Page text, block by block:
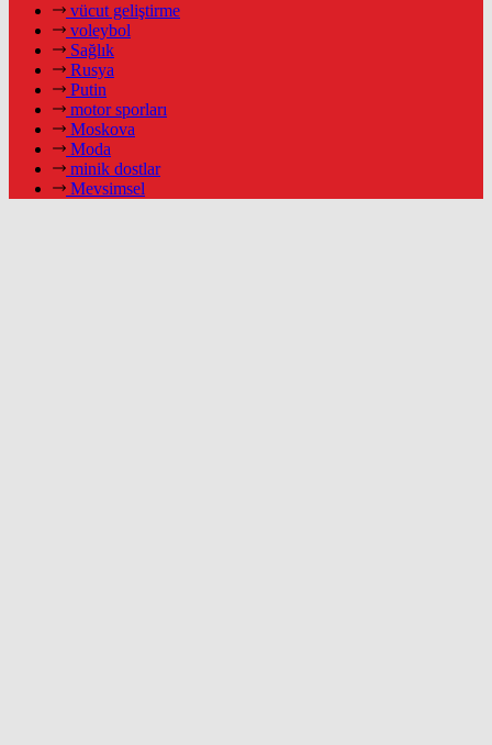
vücut geliştirme
voleybol
Sağlık
Rusya
Putin
motor sporları
Moskova
Moda
minik dostlar
Mevsimsel